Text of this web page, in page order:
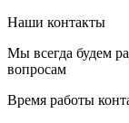
Наши контакты
Мы всегда будем
вопросам
Время работы